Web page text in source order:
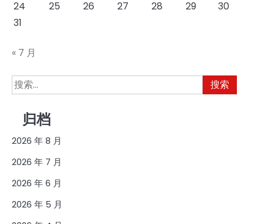
24
25 26 27 28 29
30
31
« 7 月
搜
索：
归档
2026 年 8 月
2026 年 7 月
2026 年 6 月
2026 年 5 月